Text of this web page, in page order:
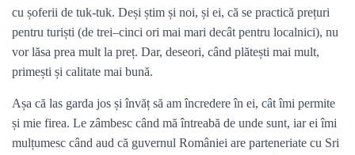
cu șoferii de tuk-tuk. Deși știm și noi, și ei, că se practică prețuri
pentru turiști (de trei–cinci ori mai mari decât pentru localnici), nu
vor lăsa prea mult la preț. Dar, deseori, când plătești mai mult,
primești și calitate mai bună.
Așa că las garda jos și învăț să am încredere în ei, cât îmi permite
și mie firea. Le zâmbesc când mă întreabă de unde sunt, iar ei îmi
mulțumesc când aud că guvernul României are parteneriate cu Sri